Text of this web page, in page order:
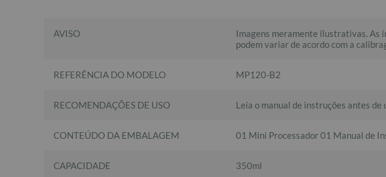
AVISO
Imagens meramente ilustrativas. As
podem variar de acordo com a
REFERÊNCIA DO MODELO MP120-B2
RECOMENDAÇÕES DE USO Leia o manual de instruções antes
CONTEÚDO DA EMBALAGEM 01 Mini Processador 01 Manual de
CAPACIDADE 350ml